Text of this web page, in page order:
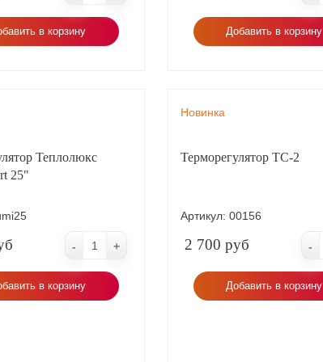
Вастемпературы, и экономит расход электроэнергии.
в корзину Добавить в корзину
Теплолюкс
25"
- +
в корзину
Новинка
Терморегулятор ТС-2
Артикул: 00156
2 700 руб -
Добавить в корзину